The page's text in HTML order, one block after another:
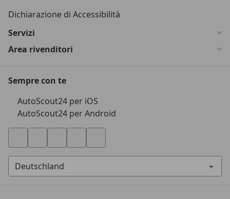
Dichiarazione di Accessibilità
Servizi
Area rivenditori
Sempre con te
AutoScout24 per iOS
AutoScout24 per Android